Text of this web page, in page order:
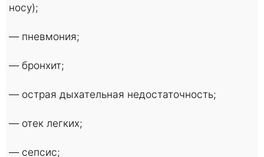
носу);
— пневмония;
— бронхит;
— острая дыхательная недостаточность;
— отек легких;
— сепсис;